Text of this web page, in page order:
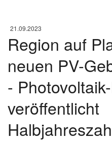
21.09.2023
Region auf
neuen PV-
-
veröffentlicht